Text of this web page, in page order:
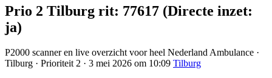
Prio 2 Tilburg rit: 77617 (Directe inzet:
ja)
P2000 scanner en live overzicht voor heel Nederland Ambulance ·
Tilburg · Prioriteit 2 · 3 mei 2026 om 10:09 Tilburg